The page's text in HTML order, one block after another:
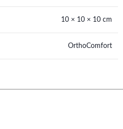
10 × 10 × 10 cm
OrthoComfort